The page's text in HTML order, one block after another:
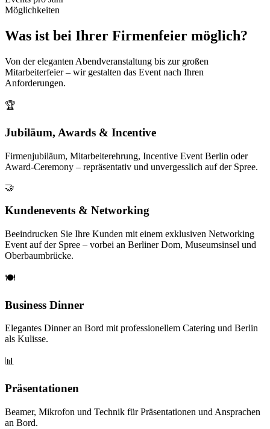
Möglichkeiten
Was ist bei Ihrer Firmenfeier möglich?
Von der eleganten Abendveranstaltung bis zur großen
Mitarbeiterfeier – wir gestalten das Event nach Ihren
Anforderungen.
🏆
Jubiläum, Awards & Incentive
Firmenjubiläum, Mitarbeiterehrung, Incentive Event Berlin oder
Award-Ceremony – repräsentativ und unvergesslich auf der Spree.
🤝
Kundenevents & Networking
Beeindrucken Sie Ihre Kunden mit einem exklusiven Networking
Event auf der Spree – vorbei an Berliner Dom, Museumsinsel und
Oberbaumbrücke.
🍽️
Business Dinner
Elegantes Dinner an Bord mit professionellem Catering und Berlin
als Kulisse.
📊
Präsentationen
Beamer, Mikrofon und Technik für Präsentationen und Ansprachen
an Bord.